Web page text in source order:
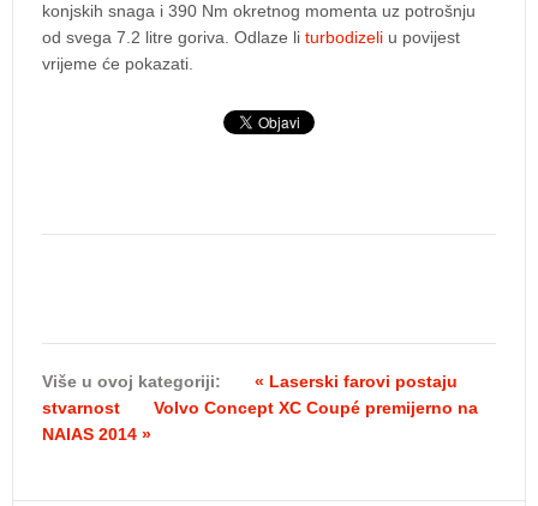
konjskih snaga i 390 Nm okretnog momenta uz potrošnju
od svega 7.2 litre goriva. Odlaze li turbodizeli u povijest
vrijeme će pokazati.
Više u ovoj kategoriji:
« Laserski farovi postaju
stvarnost
Volvo Concept XC Coupé premijerno na
NAIAS 2014 »